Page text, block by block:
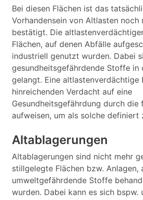
Bei diesen Flächen ist das
Vorhandensein von Altlasten noch
bestätigt. Die
Flächen, auf denen Abfälle
industriell genutzt wurden. Dabei
gesundheitsgefährdende Stoffe in
gelangt. Eine altlastenverdächtige
hinreichenden Verdacht auf eine
Gesundheitsgefährdung durch die
aufweisen, um als solche definiert
Altablagerungen
Altablagerungen sind nicht mehr
stillgelegte Flächen bzw. Anlagen,
umweltgefährdende Stoffe
wurden. Dabei kann es sich bspw.